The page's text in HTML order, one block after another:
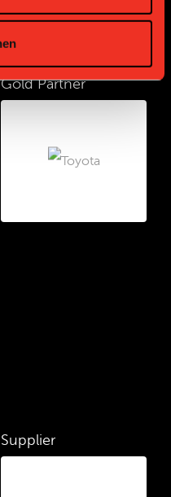
Gold Partner
Supplier